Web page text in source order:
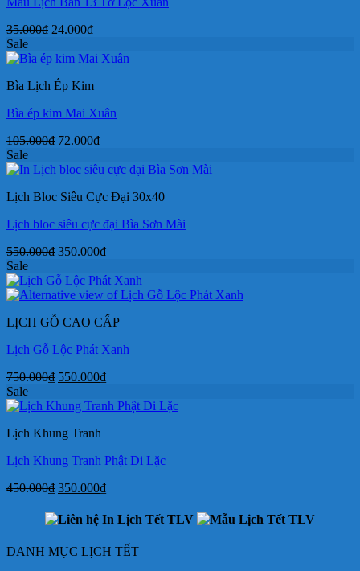
35.000₫ Giá
là:
24.000₫Giá
tại
24.000₫.
Sale
Bìa Lịch Ép Kim
Bìa ép kim Mai Xuân
105.000₫ Giá
là:
72.000₫Giá
tại
72.000₫.
Sale
Lịch Bloc Siêu Cực Đại 30x40
Lịch bloc siêu cực đại Bìa Sơn Mài
550.000₫ Giá
là:
550.000₫.
350.000₫Giá
tại
là:
Sale
LỊCH GỖ CAO CẤP
Lịch Gỗ Lộc Phát Xanh
750.000₫ Giá
là:
550.000₫Giá
tại
Sale
Lịch Khung Tranh
Lịch Khung Tranh Phật Di Lặc
450.000₫ Giá
là:
450.000₫.
350.000₫Giá
tại
350.000₫.
DANH MỤC LỊCH TẾT